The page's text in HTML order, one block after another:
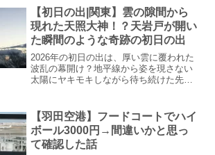
は、妙にニヤニヤしておるのぅ。お友達
から何か届いたみたいじゃが...
【初日の出|関東】雲の隙間から
現れた天照大神！？天岩戸が開い
た瞬間のような奇跡の初日の出
2026年の初日の出は、厚い雲に覆われた
波乱の幕開け？地平線から姿を現さない
太陽にヤキモキしながら待ち続けた先に
でした。焦燥感が感動へと変わった奇跡
の瞬間と、新年の抱負をレポート。諦め
ない心の先に差した、希望に満ちた2026
年の光をお届けします。
【羽田空港】フードコートでハイ
ボール3000円→間違いかと思っ
て確認した話